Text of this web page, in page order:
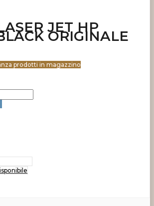
JET HP
ORIGINALE
prodotti in magazzino